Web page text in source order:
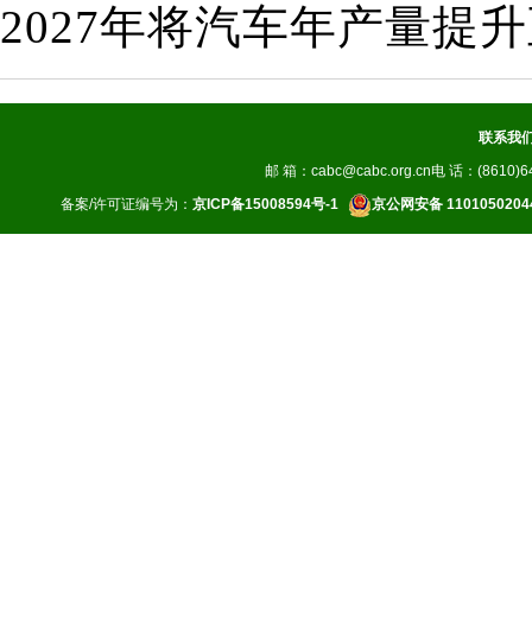
2027年将汽车年产量提
联系我
邮 箱：cabc@cabc.org.cn电 话：
备案/许可证编号为： 京ICP备15008594号-1 京公网安备